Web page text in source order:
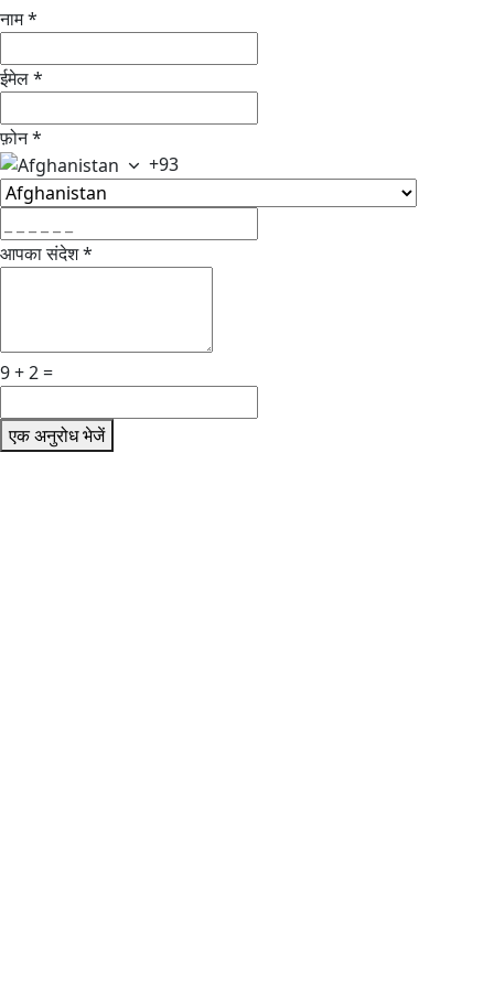
नाम*
ईमेल*
फ़ोन*
+93
आपका संदेश*
9 + 2 =
एक अनुरोध भेजें